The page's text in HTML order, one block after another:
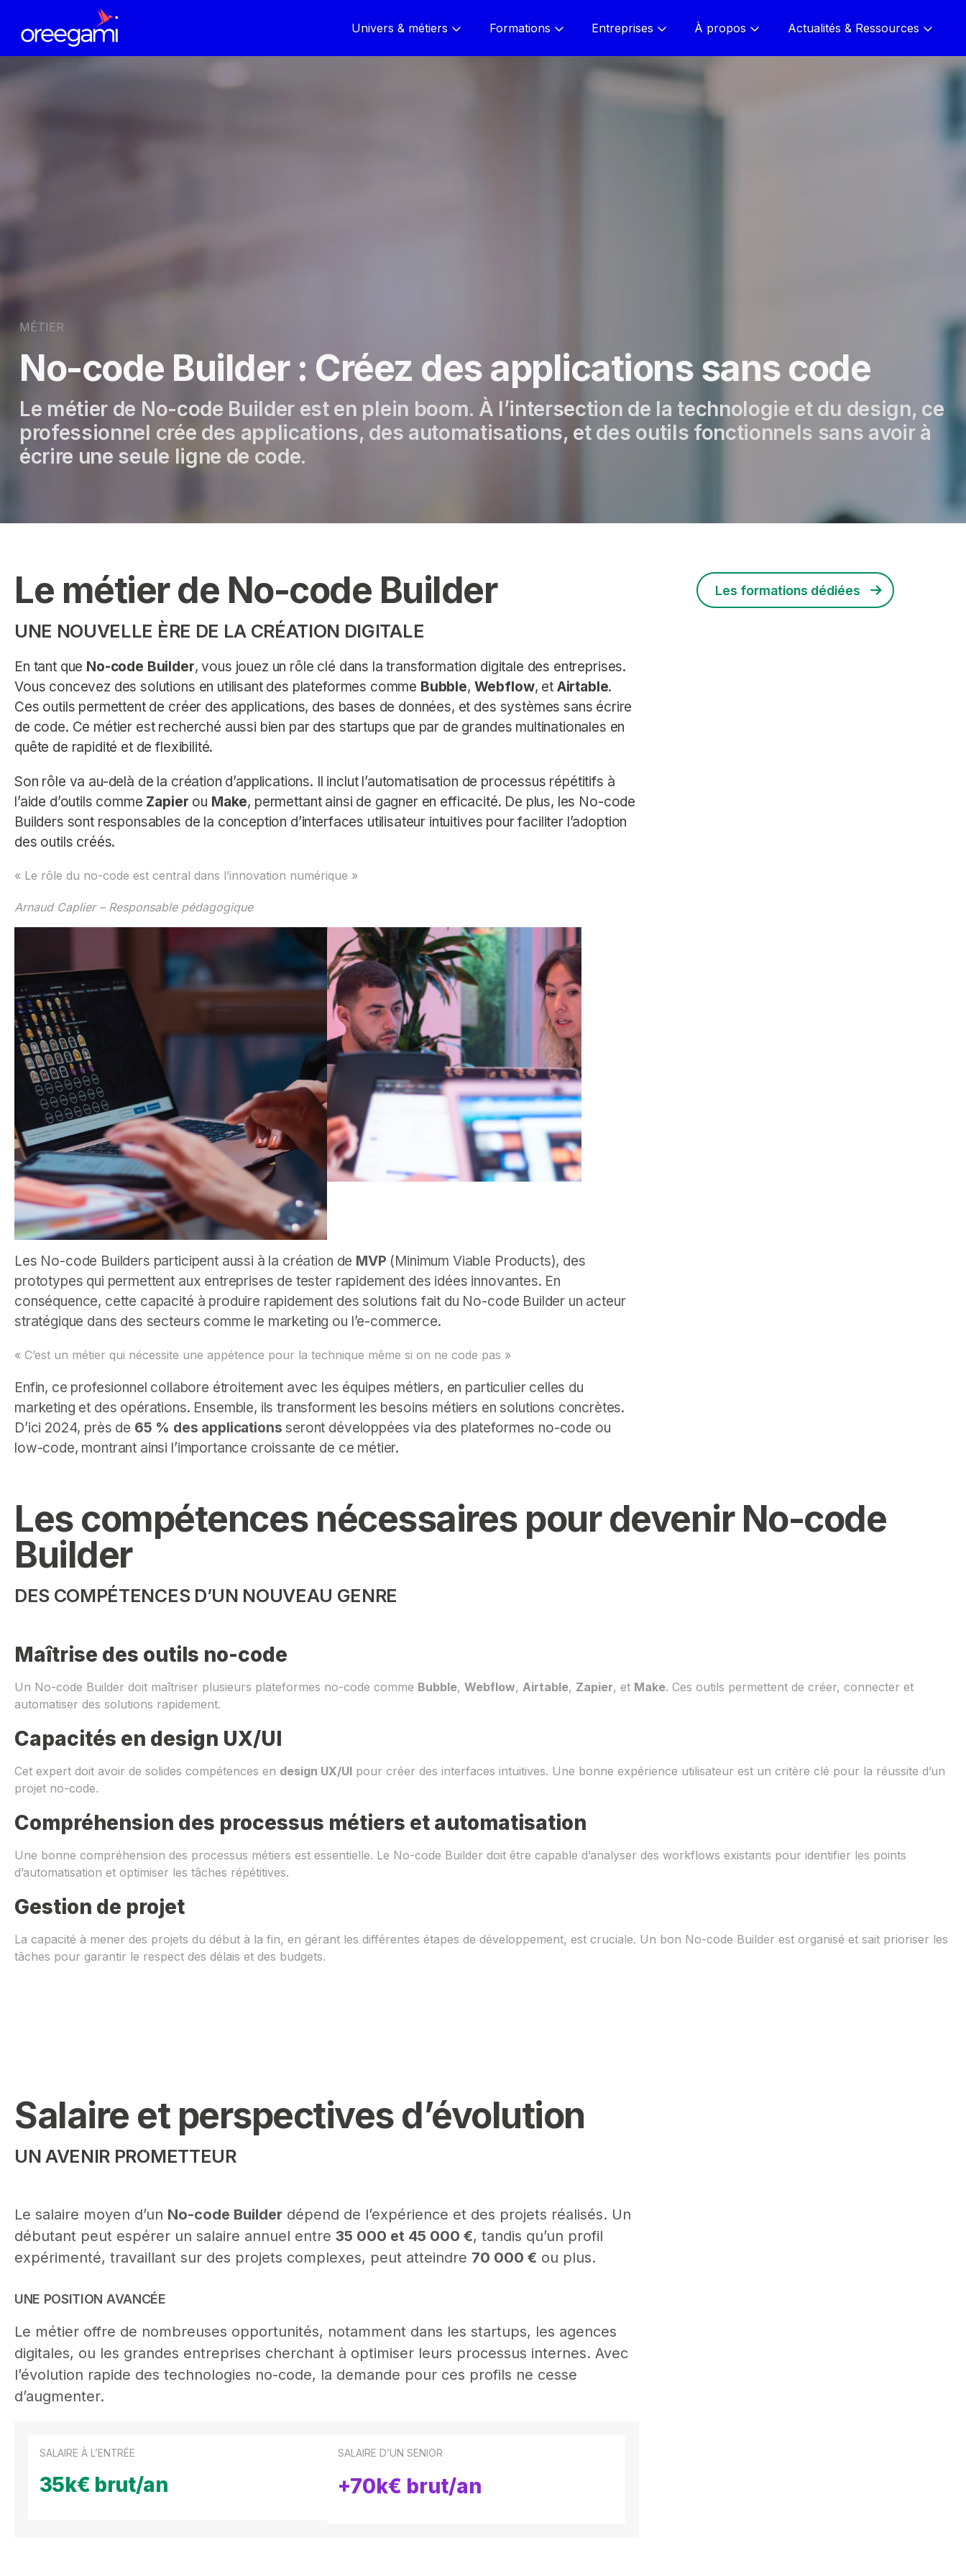
Univers & métiers Formations Entreprises À propos Actualités & Ressources
MÉTIER
No-code Builder : Créez des applications sans code
Le métier de No-code Builder est en plein boom. À l’intersection de la technologie et du design, ce
professionnel crée des applications, des automatisations, et des outils fonctionnels sans avoir à
écrire une seule ligne de code.
Le métier de No-code Builder
UNE NOUVELLE ÈRE DE LA CRÉATION DIGITALE
En tant que No-code Builder, vous jouez un rôle clé dans la transformation digitale des entreprises.
Vous concevez des solutions en utilisant des plateformes comme Bubble, Webflow, et Airtable.
Ces outils permettent de créer des applications, des bases de données, et des systèmes sans écrire
de code. Ce métier est recherché aussi bien par des startups que par de grandes multinationales en
quête de rapidité et de flexibilité.
Son rôle va au-delà de la création d’applications. Il inclut l’automatisation de processus répétitifs à
l’aide d’outils comme Zapier ou Make, permettant ainsi de gagner en efficacité. De plus, les No-code
Builders sont responsables de la conception d’interfaces utilisateur intuitives pour faciliter l’adoption
des outils créés.
« Le rôle du no-code est central dans l’innovation numérique »
Arnaud Caplier – Responsable pédagogique
Les No-code Builders participent aussi à la création de MVP (Minimum Viable Products), des
prototypes qui permettent aux entreprises de tester rapidement des idées innovantes. En
conséquence, cette capacité à produire rapidement des solutions fait du No-code Builder un acteur
stratégique dans des secteurs comme le marketing ou l’e-commerce.
« C’est un métier qui nécessite une appétence pour la technique même si on ne code pas »
Enfin, ce profesionnel collabore étroitement avec les équipes métiers, en particulier celles du
marketing et des opérations. Ensemble, ils transforment les besoins métiers en solutions concrètes.
D’ici 2024, près de 65 % des applications seront développées via des plateformes no-code ou
low-code, montrant ainsi l’importance croissante de ce métier.
Les formations dédiées
Les compétences nécessaires pour devenir No-code
Builder
DES COMPÉTENCES D’UN NOUVEAU GENRE
Maîtrise des outils no-code
Un No-code Builder doit maîtriser plusieurs plateformes no-code comme Bubble, Webflow, Airtable, Zapier, et Make. Ces outils permettent de créer, connecter et
automatiser des solutions rapidement.
Capacités en design UX/UI
Cet expert doit avoir de solides compétences en design UX/UI pour créer des interfaces intuitives. Une bonne expérience utilisateur est un critère clé pour la réussite d’un
projet no-code.
Compréhension des processus métiers et automatisation
Une bonne compréhension des processus métiers est essentielle. Le No-code Builder doit être capable d’analyser des workflows existants pour identifier les points
d’automatisation et optimiser les tâches répétitives.
Gestion de projet
La capacité à mener des projets du début à la fin, en gérant les différentes étapes de développement, est cruciale. Un bon No-code Builder est organisé et sait prioriser les
tâches pour garantir le respect des délais et des budgets.
Salaire et perspectives d’évolution
UN AVENIR PROMETTEUR
Le salaire moyen d’un No-code Builder dépend de l’expérience et des projets réalisés. Un
débutant peut espérer un salaire annuel entre 35 000 et 45 000 €, tandis qu’un profil
expérimenté, travaillant sur des projets complexes, peut atteindre 70 000 € ou plus.
UNE POSITION AVANCÉE
Le métier offre de nombreuses opportunités, notamment dans les startups, les agences
digitales, ou les grandes entreprises cherchant à optimiser leurs processus internes. Avec
l’évolution rapide des technologies no-code, la demande pour ces profils ne cesse
d’augmenter.
SALAIRE À L’ENTRÉE
35k€ brut/an
SALAIRE D’UN SENIOR
+70k€ brut/an